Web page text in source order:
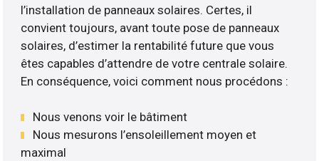
l’installation de panneaux solaires. Certes, il
convient toujours, avant toute pose de panneaux
solaires, d’estimer la rentabilité future que vous
êtes capables d’attendre de votre centrale solaire.
En conséquence, voici comment nous procédons :
Nous venons voir le bâtiment
Nous mesurons l’ensoleillement moyen et
maximal